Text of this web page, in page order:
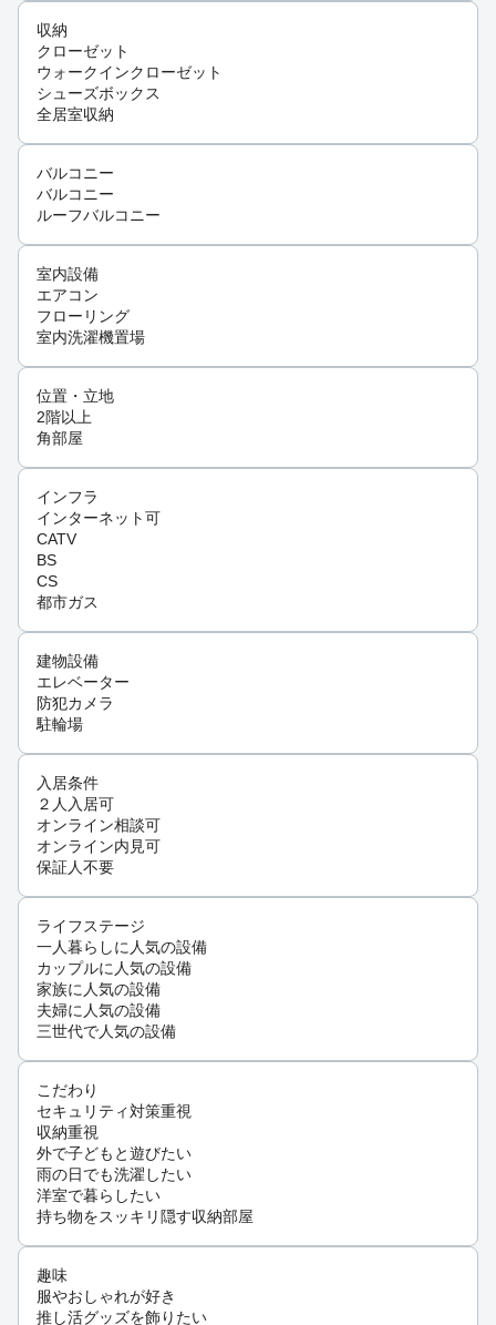
収納
クローゼット
ウォークインクローゼット
シューズボックス
全居室収納
バルコニー
バルコニー
ルーフバルコニー
室内設備
エアコン
フローリング
室内洗濯機置場
位置・立地
2階以上
角部屋
インフラ
インターネット可
CATV
BS
CS
都市ガス
建物設備
エレベーター
防犯カメラ
駐輪場
入居条件
２人入居可
オンライン相談可
オンライン内見可
保証人不要
ライフステージ
一人暮らしに人気の設備
カップルに人気の設備
家族に人気の設備
夫婦に人気の設備
三世代で人気の設備
こだわり
セキュリティ対策重視
収納重視
外で子どもと遊びたい
雨の日でも洗濯したい
洋室で暮らしたい
持ち物をスッキリ隠す収納部屋
趣味
服やおしゃれが好き
推し活グッズを飾りたい